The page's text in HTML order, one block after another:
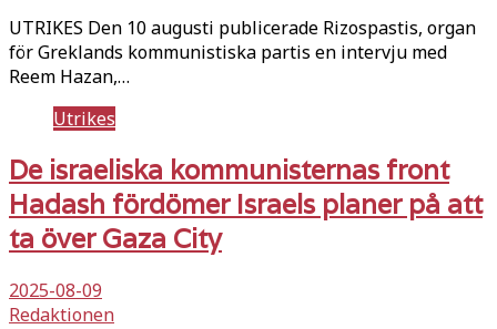
UTRIKES Den 10 augusti publicerade Rizospastis, organ
för Greklands kommunistiska partis en intervju med
Reem Hazan,…
Utrikes
De israeliska kommunisternas front
Hadash fördömer Israels planer på att
ta över Gaza City
2025-08-09
Redaktionen